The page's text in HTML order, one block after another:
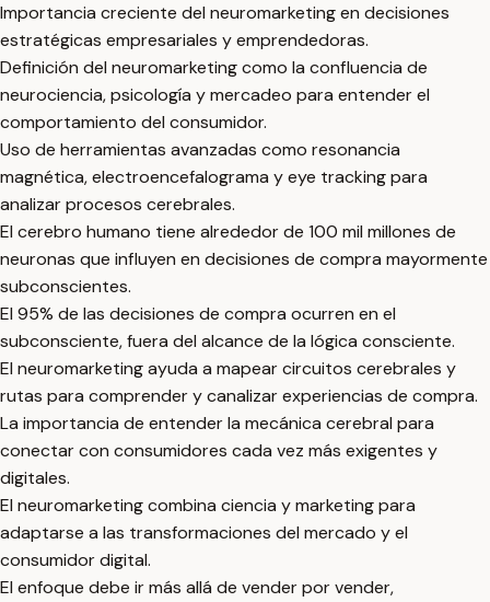
Importancia creciente del neuromarketing en decisiones
estratégicas empresariales y emprendedoras.
Definición del neuromarketing como la confluencia de
neurociencia, psicología y mercadeo para entender el
comportamiento del consumidor.
Uso de herramientas avanzadas como resonancia
magnética, electroencefalograma y eye tracking para
analizar procesos cerebrales.
El cerebro humano tiene alrededor de 100 mil millones de
neuronas que influyen en decisiones de compra mayormente
subconscientes.
El 95% de las decisiones de compra ocurren en el
subconsciente, fuera del alcance de la lógica consciente.
El neuromarketing ayuda a mapear circuitos cerebrales y
rutas para comprender y canalizar experiencias de compra.
La importancia de entender la mecánica cerebral para
conectar con consumidores cada vez más exigentes y
digitales.
El neuromarketing combina ciencia y marketing para
adaptarse a las transformaciones del mercado y el
consumidor digital.
El enfoque debe ir más allá de vender por vender,